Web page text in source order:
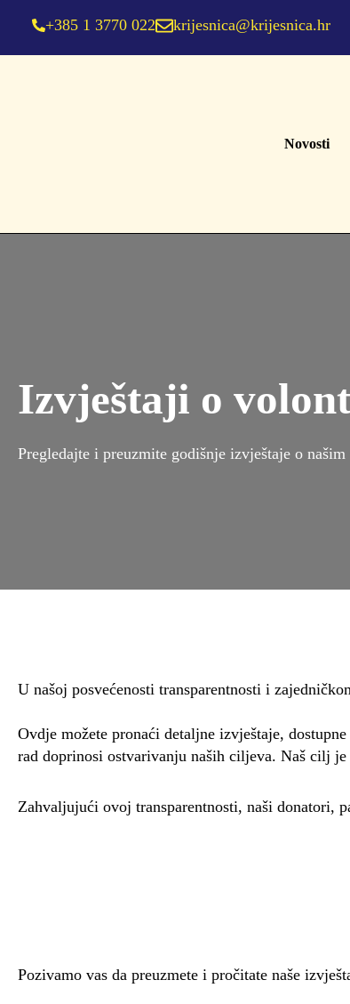
+385 1 3770 022 krijesnica@krijesnica.hr
Novosti
Izvještaji o
Pregledajte i preuzmite godišnje izvještaje o
U našoj posvećenosti transparentnosti i
Ovdje možete pronaći detaljne izvještaje,
rad doprinosi ostvarivanju naših ciljeva. Naš cilj
Zahvaljujući ovoj transparentnosti, naši donatori,
Pozivamo vas da preuzmete i pročitate naše